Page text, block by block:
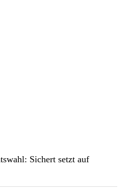
Sichert setzt auf